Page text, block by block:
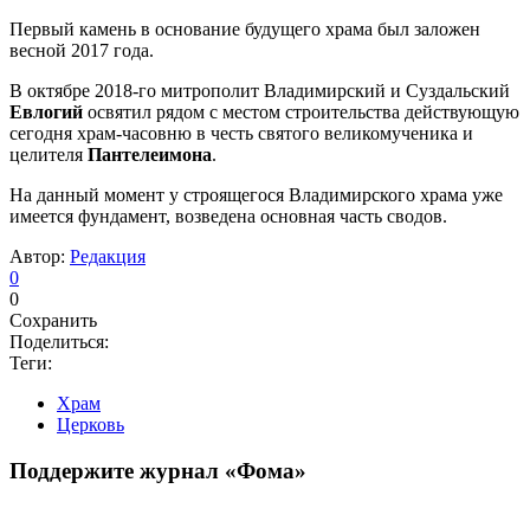
Первый камень в основание будущего храма был заложен
весной 2017 года.
В октябре 2018-го митрополит Владимирский и Суздальский
Евлогий освятил рядом с местом строительства действующую
сегодня храм-часовню в честь святого великомученика и
целителя Пантелеимона.
На данный момент у строящегося Владимирского храма уже
имеется фундамент, возведена основная часть сводов.
Автор: Редакция
0
0
Сохранить
Поделиться:
Теги:
Храм
Церковь
Поддержите журнал «Фома»